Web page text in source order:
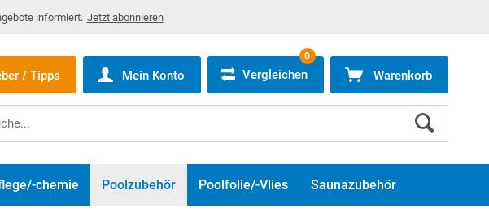
informiert. Jetzt abonnieren
/ Tipps Mein Konto Vergleichen
0
Warenkorb
chemie Poolzubehör Poolfolie/-Vlies Saunazubehör